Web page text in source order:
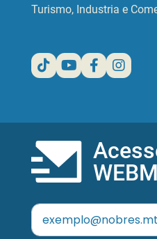
Turismo, Industria e